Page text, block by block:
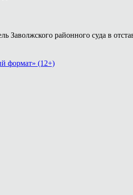
Заволжского районного суда в
формат» (12+)